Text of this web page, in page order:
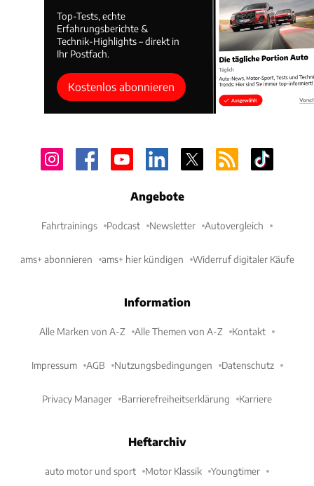
Top-Tests, echte
Erfahrungsberichte &
Technik-Highlights – direkt in
Ihr Postfach.
Kostenlos abonnieren
Angebote
Fahrtrainings Podcast Newsletter Autovergleich
ams+ abonnieren ams+ hier kündigen Widerruf digitaler Käufe
Information
Alle Marken von A-Z Alle Themen von A-Z Kontakt
Impressum AGB Nutzungsbedingungen Datenschutz
Privacy Manager Barrierefreiheitserklärung Karriere
Heftarchiv
auto motor und sport Motor Klassik Youngtimer